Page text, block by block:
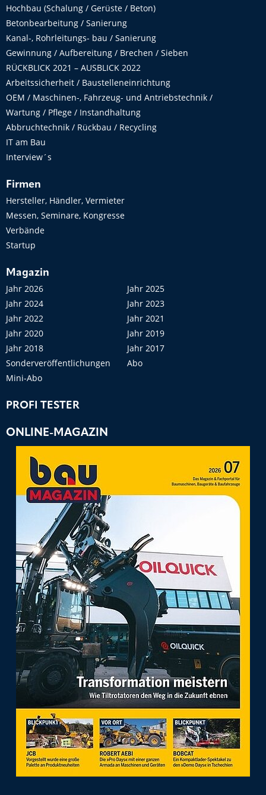
Hochbau (Schalung / Gerüste / Beton)
Betonbearbeitung / Sanierung
Kanal-, Rohrleitungs- bau / Sanierung
Gewinnung / Aufbereitung / Brechen / Sieben
RÜCKBLICK 2021 – AUSBLICK 2022
Arbeitssicherheit / Baustelleneinrichtung
OEM / Maschinen-, Fahrzeug- und Antriebstechnik /
Wartung / Pflege / Instandhaltung
Abbruchtechnik / Rückbau / Recycling
IT am Bau
Interview´s
Firmen
Hersteller, Händler, Vermieter
Messen, Seminare, Kongresse
Verbände
Startup
Magazin
Jahr 2026
Jahr 2025
Jahr 2024
Jahr 2023
Jahr 2022
Jahr 2021
Jahr 2020
Jahr 2019
Jahr 2018
Jahr 2017
Sonderveröffentlichungen
Abo
Mini-Abo
PROFI TESTER
ONLINE-MAGAZIN